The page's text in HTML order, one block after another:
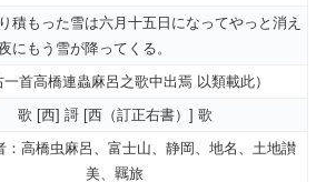
積もった雪は六月十五日になってやっと消え
にもう雪が降ってくる。
一首高橋連蟲麻呂之歌中出焉 以類載此）
歌 [西] 謌 [西（訂正右書）] 歌
：高橋虫麻呂、富士山、静岡、地名、土地讃
美、羈旅